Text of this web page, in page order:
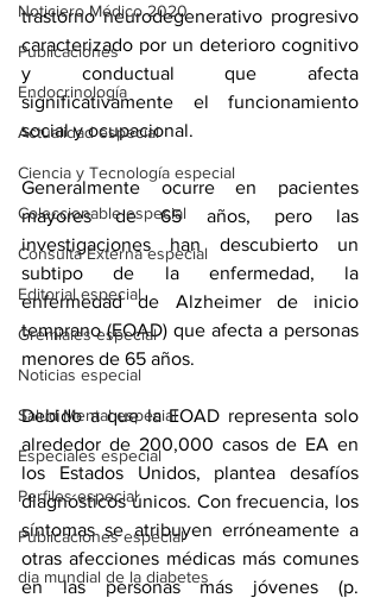
Noticiero Médico 2020
Publicaciones
Endocrinología
Actualidad especial
Ciencia y Tecnología especial
Coleccionable especial
Consulta Externa especial
Editorial especial
Gremiales especial
Noticias especial
Salud Mental especial
Especiales especial
Perfiles especial
Publicaciones especial
dia mundial de la diabetes
trastorno neurodegenerativo progresivo
caracterizado por un deterioro cognitivo
y conductual que afecta
significativamente el funcionamiento
social y ocupacional.
Generalmente ocurre en pacientes
mayores de 65 años, pero las
investigaciones han descubierto un
subtipo de la enfermedad, la
enfermedad de Alzheimer de inicio
temprano (EOAD) que afecta a personas
menores de 65 años.
Debido a que la EOAD representa solo
alrededor de 200,000 casos de EA en
los Estados Unidos, plantea desafíos
diagnósticos únicos. Con frecuencia, los
síntomas se atribuyen erróneamente a
otras afecciones médicas más comunes
en las personas más jóvenes (p.